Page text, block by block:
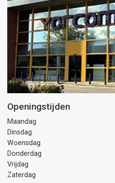
Openingstijden
Maandag
Dinsdag
Woensdag
Donderdag
Vrijdag
Zaterdag